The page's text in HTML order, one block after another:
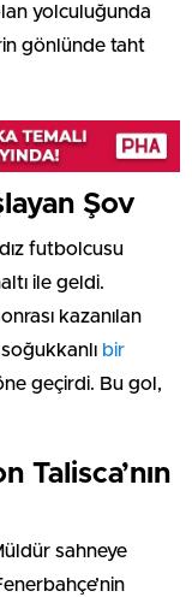
yolculuğunda
gönlünde taht
Şov
futbolcusu
ile geldi.
kazanılan
bir
geçirdi. Bu gol,
Talisca’nın
sahneye